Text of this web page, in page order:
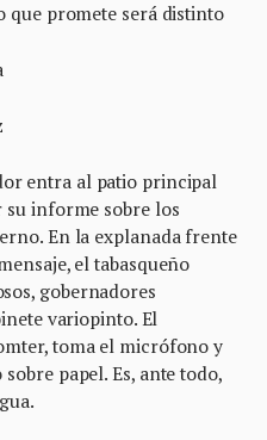
que promete será distinto
entra al patio principal
su informe sobre los
En la explanada frente
el tabasqueño
gobernadores
variopinto. El
toma el micrófono y
papel. Es, ante todo,